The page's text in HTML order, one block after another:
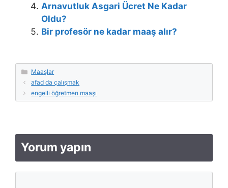
Arnavutluk Asgari Ücret Ne Kadar
Oldu?
Bir profesör ne kadar maaş alır?
Kategoriler
Maaşlar
afad da çalışmak
engelli öğretmen maaşı
Yorum yapın